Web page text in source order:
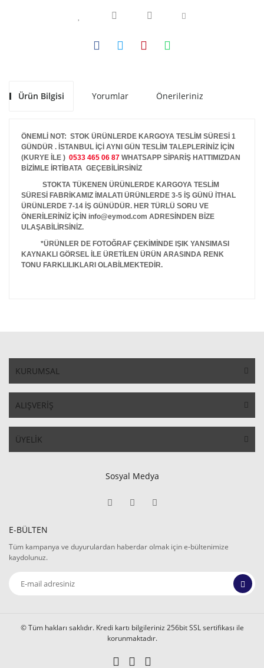
Ürün Bilgisi Yorumlar Önerileriniz
ÖNEMLİ NOT: STOK ÜRÜNLERDE KARGOYA TESLİM SÜRESİ 1
GÜNDÜR . İSTANBUL İÇİ AYNI GÜN TESLİM TALEPLERİNİZ İÇİN
(KURYE İLE ) 0533 465 06 87 WHATSAPP SİPARİŞ HATTIMIZDAN
BİZİMLE İRTİBATA GEÇEBİLİRSİNİZ
STOKTA TÜKENEN ÜRÜNLERDE KARGOYA TESLİM
SÜRESİ FABRİKAMIZ İMALATI ÜRÜNLERDE 3-5 İŞ GÜNÜ İTHAL
ÜRÜNLERDE 7-14 İŞ GÜNÜDÜR. HER TÜRLÜ SORU VE
ÖNERİLERİNİZ İÇİN info@eymod.com ADRESİNDEN BİZE
ULAŞABİLİRSİNİZ.
*ÜRÜNLER DE FOTOĞRAF ÇEKİMİNDE IŞIK YANSIMASI
KAYNAKLI GÖRSEL İLE ÜRETİLEN ÜRÜN ARASINDA RENK
TONU FARKLILIKLARI OLABİLMEKTEDİR.
KURUMSAL
ALIŞVERİŞ
ÜYELİK
Sosyal Medya
E-BÜLTEN
Tüm kampanya ve duyurulardan haberdar olmak için e-bültenimize
kaydolunuz.
© Tüm hakları saklıdır. Kredi kartı bilgileriniz 256bit SSL sertifikası ile
korunmaktadır.